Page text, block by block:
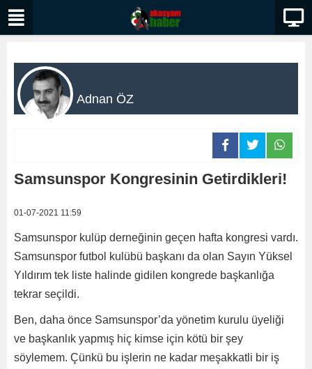
Adnan ÖZ
Samsunspor Kongresinin Getirdikleri!
01-07-2021 11:59
Samsunspor kulüp derneğinin geçen hafta kongresi vardı.
Samsunspor futbol kulübü başkanı da olan Sayın Yüksel
Yıldırım tek liste halinde gidilen kongrede başkanlığa
tekrar seçildi.
Ben, daha önce Samsunspor’da yönetim kurulu üyeliği
ve başkanlık yapmış hiç kimse için kötü bir şey
söylemem. Çünkü bu işlerin ne kadar meşakkatli bir iş